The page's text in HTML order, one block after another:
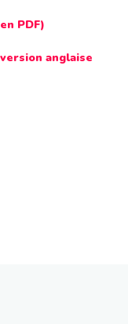
PDF)
anglaise